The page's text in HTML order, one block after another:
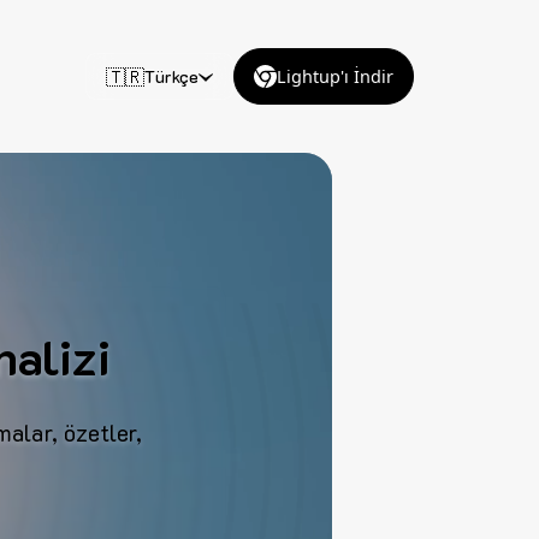
🇹🇷Türkçe Lightup'ı İndir
özetler,